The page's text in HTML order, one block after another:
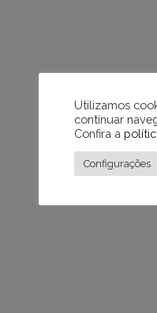
Utilizamos
continuar
Confira a
Configurações